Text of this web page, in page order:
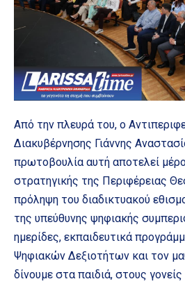
Από την πλευρά του, ο
Διακυβέρνησης Γιάννης
πρωτοβουλία αυτή αποτελεί
στρατηγικής της Περιφέρειας
πρόληψη του διαδικτυακού
της υπεύθυνης ψηφιακής
ημερίδες, εκπαιδευτικά
Ψηφιακών Δεξιοτήτων και τον
δίνουμε στα παιδιά, στους